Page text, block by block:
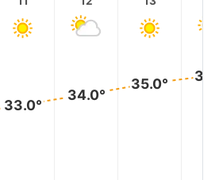
33.0°
34.0°
35.0°